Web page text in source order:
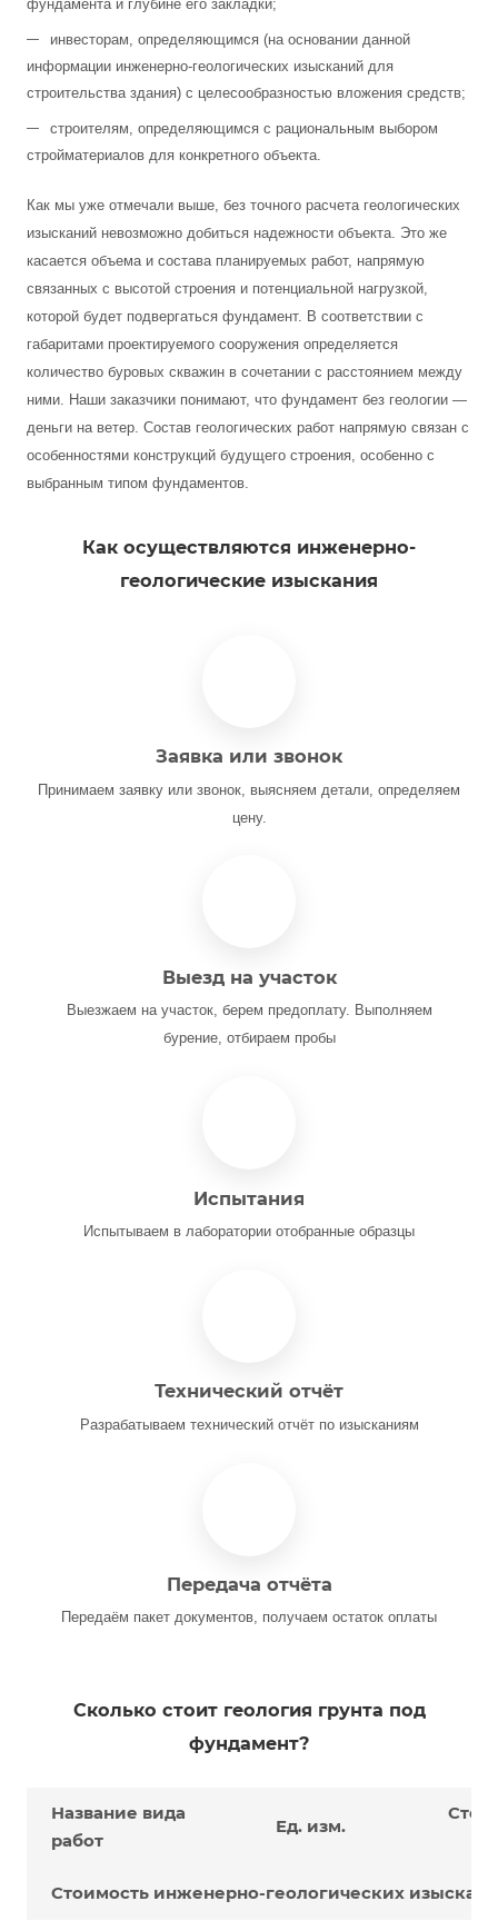
фундамента и глубине его закладки;
инвесторам, определяющимся (на основании данной
информации инженерно-геологических изысканий для
строительства здания) с целесообразностью вложения средств;
строителям, определяющимся с рациональным выбором
стройматериалов для конкретного объекта.
Как мы уже отмечали выше, без точного расчета геологических
изысканий невозможно добиться надежности объекта. Это же
касается объема и состава планируемых работ, напрямую
связанных с высотой строения и потенциальной нагрузкой,
которой будет подвергаться фундамент. В соответствии с
габаритами проектируемого сооружения определяется
количество буровых скважин в сочетании с расстоянием между
ними. Наши заказчики понимают, что фундамент без геологии —
деньги на ветер. Состав геологических работ напрямую связан с
особенностями конструкций будущего строения, особенно с
выбранным типом фундаментов.
Как осуществляются инженерно-
геологические изыскания
Заявка или звонок
Принимаем заявку или звонок, выясняем детали, определяем
цену.
Выезд на участок
Выезжаем на участок, берем предоплату. Выполняем
бурение, отбираем пробы
Испытания
Испытываем в лаборатории отобранные образцы
Технический отчёт
Разрабатываем технический отчёт по изысканиям
Передача отчёта
Передаём пакет документов, получаем остаток оплаты
Сколько стоит геология грунта под
фундамент?
Название вида
работ
Ед. изм.
Стоимость инженерно-геологических